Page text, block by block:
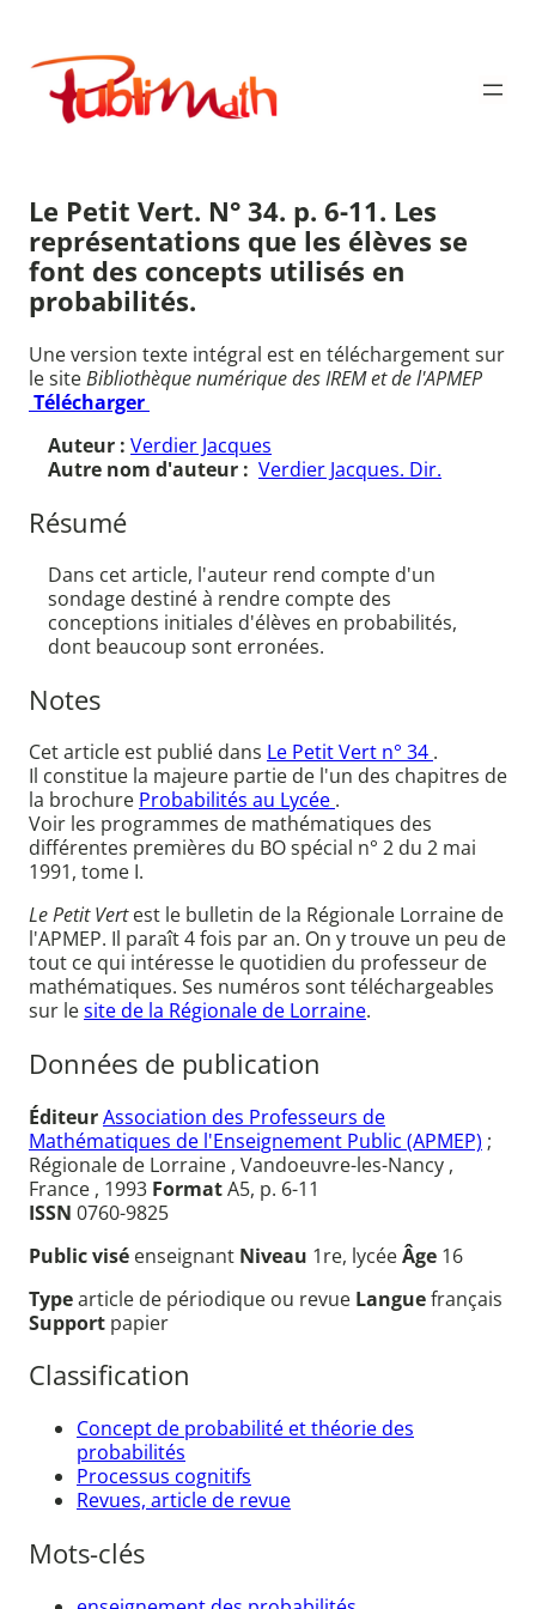
contenu
Publimath
Le Petit Vert. N° 34. p. 6-11. Les
représentations que les élèves se
font des concepts utilisés en
probabilités.
Une version texte intégral est en téléchargement sur
le siteBibliothèque numérique des IREM et de l'APMEP
Télécharger
Auteur : Verdier Jacques
Autre nom d'auteur : Verdier Jacques. Dir.
Résumé
Dans cet article, l'auteur rend compte d'un
sondage destiné à rendre compte des
conceptions initiales d'élèves en probabilités,
dont beaucoup sont erronées.
Notes
Cet article est publié dans Le Petit Vert n° 34 .
Il constitue la majeure partie de l'un des chapitres de
la brochure Probabilités au Lycée .
Voir les programmes de mathématiques des
différentes premières du BO spécial n° 2 du 2 mai
1991, tome I.
Le Petit Vertest le bulletin de la Régionale Lorraine de
l'APMEP. Il paraît 4 fois par an. On y trouve un peu de
tout ce qui intéresse le quotidien du professeur de
mathématiques. Ses numéros sont téléchargeables
sur lesite de la Régionale de Lorraine.
Données de publication
ÉditeurAssociation des Professeurs de
Mathématiques de l'Enseignement Public (APMEP) ;
Régionale de Lorraine , Vandoeuvre-les-Nancy ,
France , 1993 FormatA5, p. 6-11
ISSN 0760-9825
Public visé enseignant Niveau 1re, lycéeÂge 16
Typearticle de périodique ou revue Languefrançais
Support papier
Classification
Concept de probabilité et théorie des
probabilités
Processus cognitifs
Revues, article de revue
Mots-clés